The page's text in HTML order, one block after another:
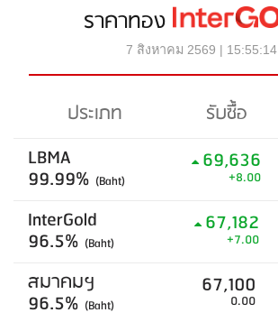
ราคาทอง
7 สิงหาคม 2569 | 15:55:14
ประเภท รับซื้อ
LBMA
99.99% (Baht)
69,636
+8.00
InterGold
96.5% (Baht)
67,182
+7.00
สมาคมฯ
96.5% (Baht)
67,100
0.00